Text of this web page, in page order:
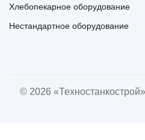
Хлебопекарное оборудование
Нестандартное оборудование
© 2026